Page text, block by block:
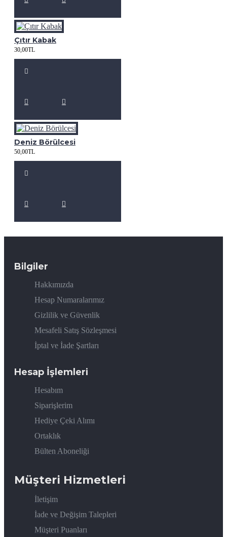
Çıtır Kabak
30,00TL
Deniz Börülcesi
50,00TL
Bilgiler
Hakkımızda
Hesap Numaralarımız
Gizlilik ve Güvenlik
Mesafeli Satış Sözleşmesi
İptal ve İade Şartları
Hesap İşlemleri
Hesabım
Siparişlerim
Hediye Çeki Alımı
Ortaklık
Bülten Aboneliği
Müşteri Hizmetleri
İletişim
İade ve Değişim Talepleri
Müşteri Puanları